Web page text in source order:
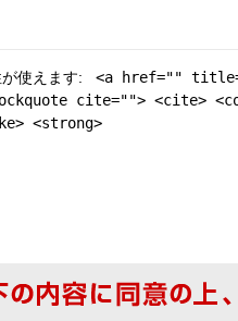
使えます:
<a href=""
cite=""> <cite>
<strong>